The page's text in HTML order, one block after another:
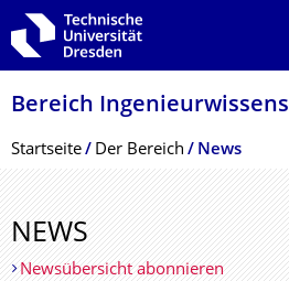
Zur Hauptnavigation springen
Zur Suche springen
Zum Inhalt springen
Bereich
Breadcrumb-Menü
Startseite Der Bereich News
NEWS
Newsübersicht abonnieren